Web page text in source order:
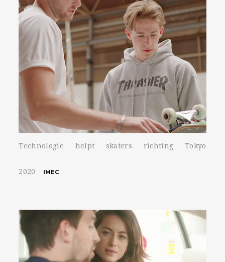
Technologie helpt skaters richting Tokyo
2020 IMEC